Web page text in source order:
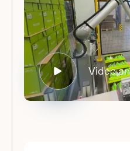
Video